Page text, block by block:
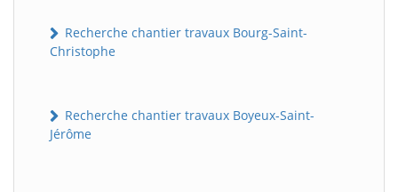
Recherche chantier travaux Bourg-Saint-
Christophe
Recherche chantier travaux Boyeux-Saint-
Jérôme